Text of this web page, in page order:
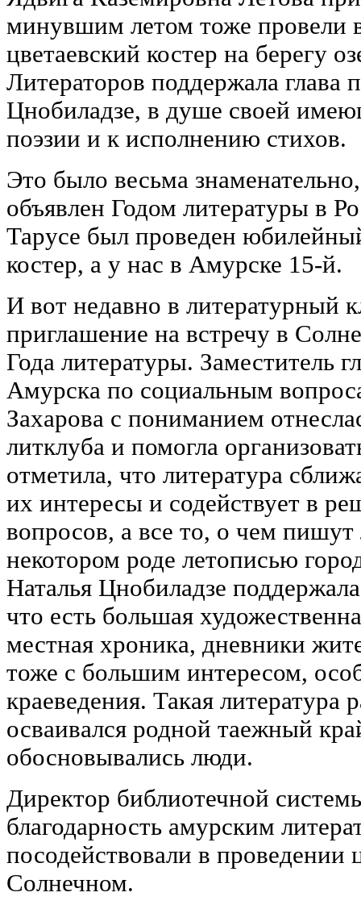
минувшим летом тоже провели
цветаевский костер на берегу
Литераторов поддержала глава
Цнобиладзе, в душе своей
поэзии и к исполнению стихов.
Это было весьма
объявлен Годом литературы в
Тарусе был проведен
костер, а у нас в Амурске 15-й.
И вот недавно в литературный
приглашение на встречу в
Года литературы. Заместитель
Амурска по социальным
Захарова с пониманием
литклуба и помогла
отметила, что литература
их интересы и содействует в
вопросов, а все то, о чем пишут
некотором роде летописью
Наталья Цнобиладзе
что есть большая
местная хроника, дневники
тоже с большим интересом,
краеведения. Такая литература
осваивался родной таежный
обосновывались люди.
Директор библиотечной
благодарность амурским
посодействовали в проведении
Солнечном.